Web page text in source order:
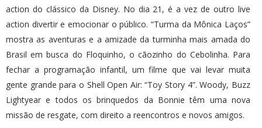
action do clássico da Disney. No dia 21, é a vez de outro live
action divertir e emocionar o público. “Turma da Mônica Laços”
mostra as aventuras e a amizade da turminha mais amada do
Brasil em busca do Floquinho, o cãozinho do Cebolinha. Para
fechar a programação infantil, um filme que vai levar muita
gente grande para o Shell Open Air: “Toy Story 4”. Woody, Buzz
Lightyear e todos os brinquedos da Bonnie têm uma nova
missão de resgate, com direito a reencontros e novos amigos.